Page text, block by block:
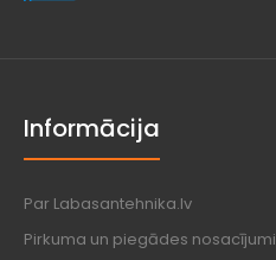
Informācija
Par Labasantehnika.lv
Pirkuma un piegādes nosacījumi